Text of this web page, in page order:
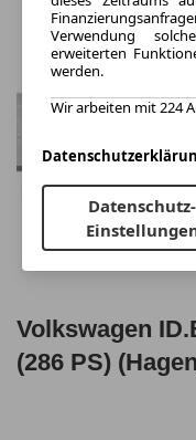
Volkswagen
(286 PS)
Verwendung
erweiterten
werden.
Wir arbeiten mit 224
Datenschutz-